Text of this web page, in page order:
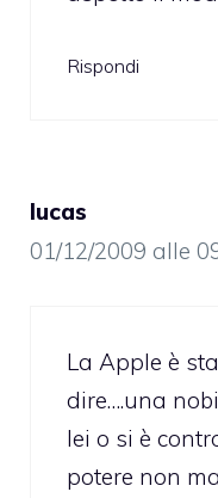
Rispondi
lucas
01/12/2009 alle
La Apple è
dire….una
lei o si è
potere non